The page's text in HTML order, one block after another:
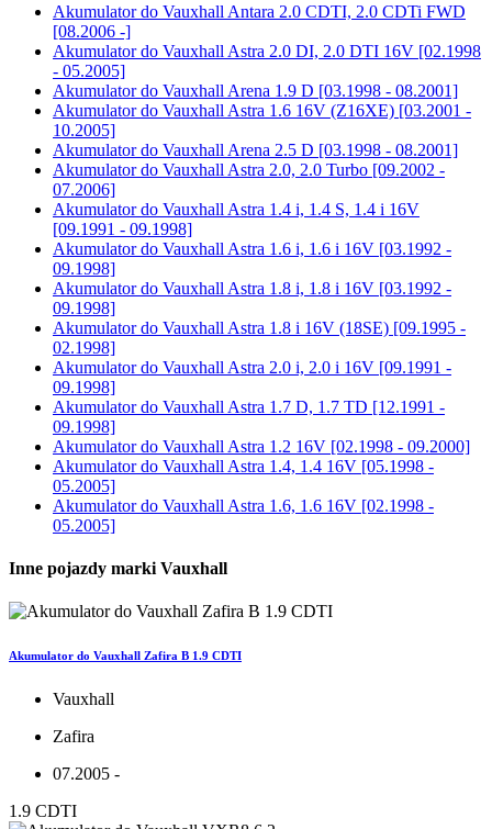
Akumulator do Vauxhall Antara 2.0 CDTI, 2.0 CDTi FWD
[08.2006 -]
Akumulator do Vauxhall Astra 2.0 DI, 2.0 DTI 16V [02.1998
- 05.2005]
Akumulator do Vauxhall Arena 1.9 D [03.1998 - 08.2001]
Akumulator do Vauxhall Astra 1.6 16V (Z16XE) [03.2001 -
10.2005]
Akumulator do Vauxhall Arena 2.5 D [03.1998 - 08.2001]
Akumulator do Vauxhall Astra 2.0, 2.0 Turbo [09.2002 -
07.2006]
Akumulator do Vauxhall Astra 1.4 i, 1.4 S, 1.4 i 16V
[09.1991 - 09.1998]
Akumulator do Vauxhall Astra 1.6 i, 1.6 i 16V [03.1992 -
09.1998]
Akumulator do Vauxhall Astra 1.8 i, 1.8 i 16V [03.1992 -
09.1998]
Akumulator do Vauxhall Astra 1.8 i 16V (18SE) [09.1995 -
02.1998]
Akumulator do Vauxhall Astra 2.0 i, 2.0 i 16V [09.1991 -
09.1998]
Akumulator do Vauxhall Astra 1.7 D, 1.7 TD [12.1991 -
09.1998]
Akumulator do Vauxhall Astra 1.2 16V [02.1998 - 09.2000]
Akumulator do Vauxhall Astra 1.4, 1.4 16V [05.1998 -
05.2005]
Akumulator do Vauxhall Astra 1.6, 1.6 16V [02.1998 -
05.2005]
Inne pojazdy marki Vauxhall
Akumulator do Vauxhall Zafira B 1.9 CDTI
Vauxhall
Zafira
07.2005 -
1.9 CDTI